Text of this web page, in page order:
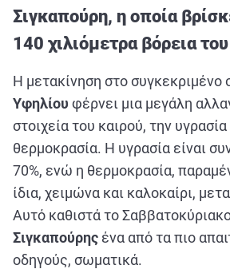
ΑΘΛΗΤΙΚΑ
ΣΥΝΕΝΤΕΥΞΕΙΣ
Εξυπηρέτηση Πελατών
Σιγκαπούρη, η οποία
140 χιλιόμετρα βόρεια
Η μετακίνηση στο συγκεκριμένο
Υφηλίου φέρνει μια μεγάλη
στοιχεία του καιρού, την
θερμοκρασία. Η υγρασία είναι
70%, ενώ η θερμοκρασία,
ίδια, χειμώνα και καλοκαίρι,
Αυτό καθιστά το
Σιγκαπούρης ένα από τα πιο
οδηγούς, σωματικά.